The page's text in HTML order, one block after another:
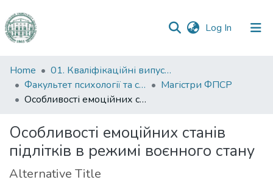
Log In (current)
Communities
&
Collections
Statistics
Home
01. Кваліфікаційні випускні роботи здобувачів вищої освіти
Факультет психології та соціальної роботи
Магістри ФПСР
Особливості емоційних станів підлітків в режимі воєнного стану
Особливості емоційних станів
підлітків в режимі воєнного стану
Alternative Title